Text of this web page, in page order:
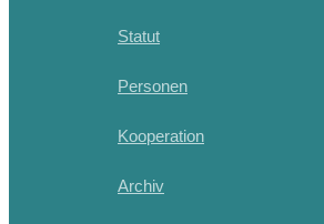
Statut
Personen
Kooperation
Archiv